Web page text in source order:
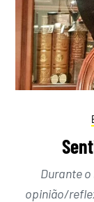
Durante
opinião/